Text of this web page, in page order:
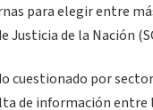
para elegir entre
Justicia de la Nación
cuestionado por
de información